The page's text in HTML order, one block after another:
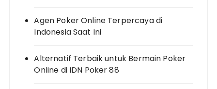
Agen Poker Online Terpercaya di
Indonesia Saat Ini
Alternatif Terbaik untuk Bermain Poker
Online di IDN Poker 88